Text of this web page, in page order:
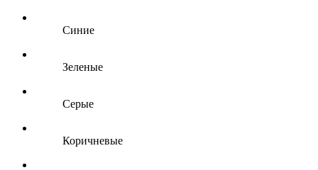
Синие
Зеленые
Серые
Коричневые